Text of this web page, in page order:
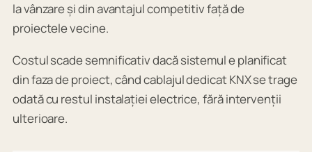
la vânzare și din avantajul competitiv față de
proiectele vecine.
Costul scade semnificativ dacă sistemul e planificat
din faza de proiect, când cablajul dedicat KNX se trage
odată cu restul instalației electrice, fără intervenții
ulterioare.